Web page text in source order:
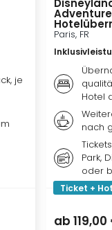
je
Paris, FR
Hotel
nach
Park,
oder
Ticket +
ab